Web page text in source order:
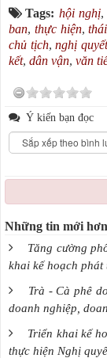
Tags: hội nghị,
ban, thực hiện,
chủ tịch,nghị
kết, dân vận, văn
Ý kiến bạn đọc
Những tin mới hơn
Tăng cường
khai kế hoạch
Trà - Cà phê
doanh nghiệp,
Triển khai kế
thực hiện Nghị